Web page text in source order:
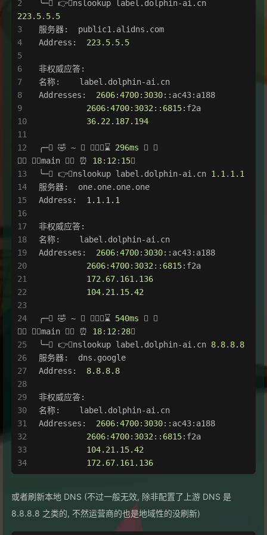
╰─ 👉nslookup label .dolphin-ai .cn
223.5. 5.5
服务器:  public1 .alidns .com
Address: 223.5. 5.5
非权威应答:
名称: label .dolphin-ai .cn
Addresses: 2606:4700: 3030::ac43:a188
2606:4700: 3032 :: 6815:f2a
36.22 . 187.194
╭─ 🤣 ~  ⌛ 296ms  
 main  ⏰ 18: 12 : 15
╰─ 👉nslookup label .dolphin-ai .cn 1.1 . 1.1
服务器:  one.one.one.one
Address: 1.1 . 1.1
非权威应答:
名称: label .dolphin-ai .cn
Addresses: 2606:4700: 3030::ac43:a188
2606:4700: 3032 :: 6815:f2a
172.67. 161.136
104.21 . 15.42
╭─ 🤣 ~  ⌛ 540ms  
 main  ⏰ 18: 12 : 28
╰─ 👉nslookup label .dolphin-ai .cn 8.8. 8.8
服务器:  dns .google
Address: 8.8. 8.8
非权威应答:
名称: label .dolphin-ai .cn
Addresses: 2606:4700: 3030::ac43:a188
2606:4700: 3032 :: 6815:f2a
104.21 . 15.42
172.67. 161.136
或者刷新本地 DNS (不过一般无效, 除非配置了上游 DNS 是
8.8.8.8 之类的, 不然运营商的也是地域性的没刷新)